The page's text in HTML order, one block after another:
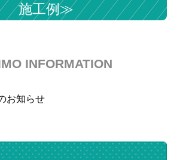
施工例≫︎
INFORMATION
お知らせ